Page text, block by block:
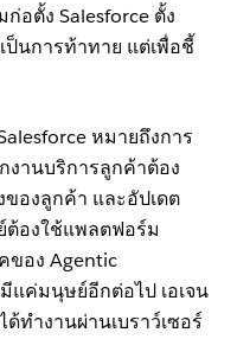
ก่อตั้ง Salesforce ตั้ง
ป็นการท้าทาย แต่เพื่อชี้
หมายถึงการ
านบริการลูกค้าต้อง
องลูกค้า และอัปเดต
ต้องใช้แพลตฟอร์ม
ของ Agentic
แค่มนุษย์อีกต่อไป เอเจน
ทำงานผ่านเบราว์เซอร์